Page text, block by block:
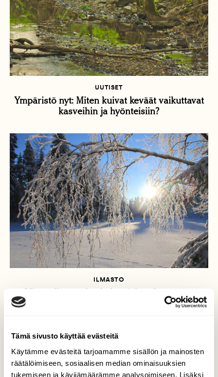
Tämä sivusto käyttää evästeitä
Käytämme evästeitä tarjoamamme sisällön ja mainosten
räätälöimiseen, sosiaalisen median ominaisuuksien
tukemiseen ja kävijämäärämme analysoimiseen. Lisäksi
UUTISET
Ympäristö nyt: Miten kuivat keväät vaikuttavat
kasveihin ja hyönteisiin?
ILMASTO
Mistä alkuvuoden kylmä jakso Suomessa
johtuu? Kysyimme asiaa tutkijalta